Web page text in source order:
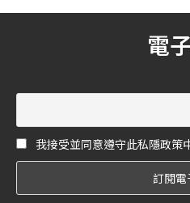
電
我接受並同意遵守此私隱政策